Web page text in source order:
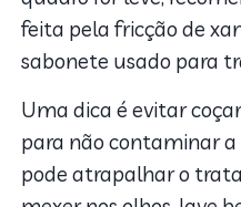
feita pela fricção de
sabonete usado para
Uma dica é evitar
para não contaminar a
pode atrapalhar o